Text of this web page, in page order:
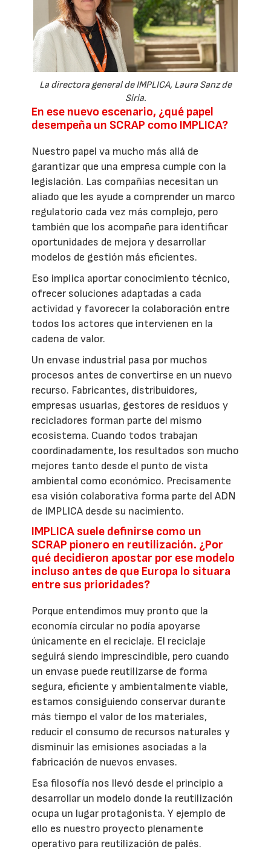
La directora general de IMPLICA, Laura Sanz de
Siria.
En ese nuevo escenario, ¿qué papel
desempeña un SCRAP como IMPLICA?
Nuestro papel va mucho más allá de
garantizar que una empresa cumple con la
legislación. Las compañías necesitan un
aliado que les ayude a comprender un marco
regulatorio cada vez más complejo, pero
también que los acompañe para identificar
oportunidades de mejora y desarrollar
modelos de gestión más eficientes.
Eso implica aportar conocimiento técnico,
ofrecer soluciones adaptadas a cada
actividad y favorecer la colaboración entre
todos los actores que intervienen en la
cadena de valor.
Un envase industrial pasa por muchos
procesos antes de convertirse en un nuevo
recurso. Fabricantes, distribuidores,
empresas usuarias, gestores de residuos y
recicladores forman parte del mismo
ecosistema. Cuando todos trabajan
coordinadamente, los resultados son mucho
mejores tanto desde el punto de vista
ambiental como económico. Precisamente
esa visión colaborativa forma parte del ADN
de IMPLICA desde su nacimiento.
IMPLICA suele definirse como un
SCRAP pionero en reutilización. ¿Por
qué decidieron apostar por ese modelo
incluso antes de que Europa lo situara
entre sus prioridades?
Porque entendimos muy pronto que la
economía circular no podía apoyarse
únicamente en el reciclaje. El reciclaje
seguirá siendo imprescindible, pero cuando
un envase puede reutilizarse de forma
segura, eficiente y ambientalmente viable,
estamos consiguiendo conservar durante
más tiempo el valor de los materiales,
reducir el consumo de recursos naturales y
disminuir las emisiones asociadas a la
fabricación de nuevos envases.
Esa filosofía nos llevó desde el principio a
desarrollar un modelo donde la reutilización
ocupa un lugar protagonista. Y ejemplo de
ello es nuestro proyecto plenamente
operativo para reutilización de palés.